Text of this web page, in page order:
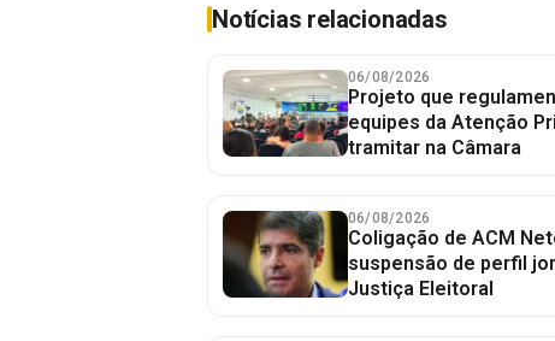
Notícias relacionadas
06/08/2026
Projeto que
equipes da Atenção
tramitar na Câmara
06/08/2026
Coligação de ACM
suspensão de perfil
Justiça Eleitoral